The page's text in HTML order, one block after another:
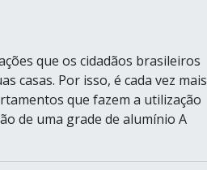
que os cidadãos brasileiros
casas. Por isso, é cada vez mais
que fazem a utilização
de uma grade de alumínio A